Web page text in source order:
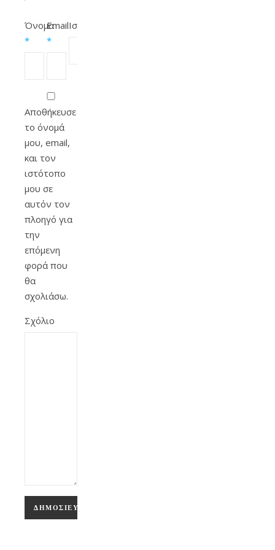
Όνομα
*
Email
*
Ιστότοπος
Αποθήκευσε
το όνομά
μου, email,
και τον
ιστότοπο
μου σε
αυτόν τον
πλοηγό για
την
επόμενη
φορά που
θα
σχολιάσω.
Σχόλιο